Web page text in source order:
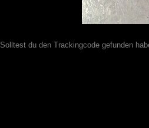
Solltest du den Trackingcode gefunden